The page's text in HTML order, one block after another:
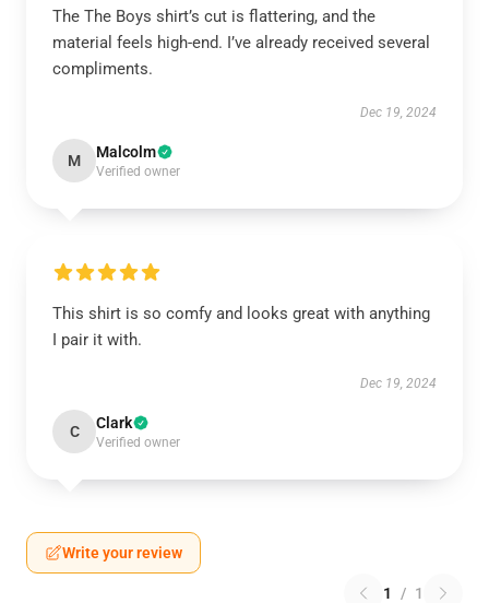
The The Boys shirt’s cut is flattering, and the
material feels high-end. I’ve already received several
compliments.
Dec 19, 2024
M Malcolm
Verified owner
This shirt is so comfy and looks great with anything
I pair it with.
Dec 19, 2024
C Clark
Verified owner
Write your review
1 / 1